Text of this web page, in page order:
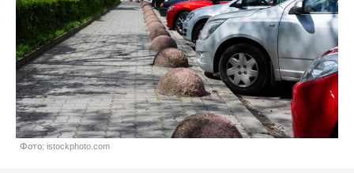
Фото: istockphoto.com